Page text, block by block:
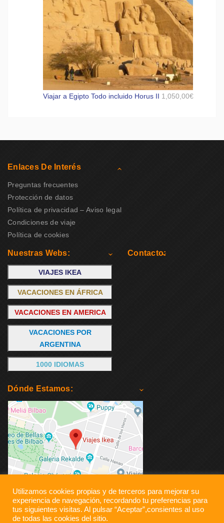
Viajar a Egipto Todo incluido Horus II 1,050,00€
Enlaces De Interés
Preguntas frecuentes
Protección de datos
Política de privacidad – Aviso legal
Condiciones de viaje
Política de cookies
Nuestras Webs:
VIAJES IKEA
VACACIONES EN ÁFRICA
VACACIONES EN AMERICA
VACACIONES POR
ARGENTINA
1000 IDIOMAS
Contacto:
Dónde Estamos:
Utilizamos cookies propias y de terceros para mejorar su
experiencia de navegación, recordando tu preferencias para
tus siguientes visitas. Al pulsar “Aceptar”,consientes al uso
de todas las cookies del sitio.